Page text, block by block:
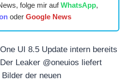
folge mir aufWhatsApp,
oder Google News
UI 8.5 Update intern bereits
Leaker @oneuios liefert
der neuen